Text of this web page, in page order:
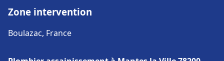
Zone intervention
Boulazac, France